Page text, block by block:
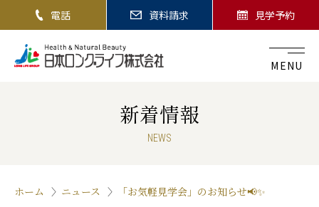
電話 資料請求 見学予約
MENU
新着情報
NEWS
ホーム ニュース 「お気軽見学会」のお知らせ📢✨